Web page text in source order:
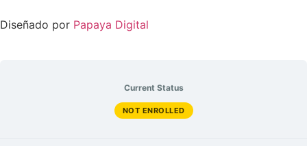
Diseñado por Papaya Digital
Current Status
NOT ENROLLED